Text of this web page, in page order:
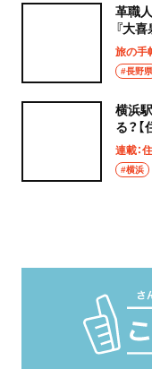
革職
『大
旅の手
#長野県
横浜
る？
連載：
#横浜